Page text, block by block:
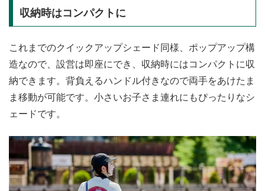
収納時はコンパクトに
これまでのクイックアップシェード同様、ポップアップ構
造なので、設営は即座にでき、収納時にはコンパクトに収
納できます。背負えるハンドル付きなので両手をあけたま
ま移動が可能です。小さいお子さま連れにもぴったりなシ
ェードです。